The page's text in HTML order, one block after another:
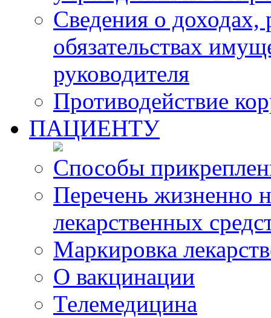
Сведения о доходах,
обязательствах
руководителя
Противодействие
ПАЦИЕНТУ
Способы
Перечень жизненно
лекарственных
Маркировка
О вакцинации
Телемедицина